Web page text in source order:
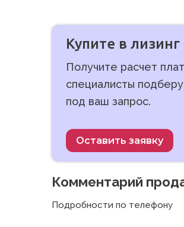
Купите в лизинг
Получите расчет
специалисты
под ваш запрос.
Оставить заявку
Комментарий
Подробности по телефону